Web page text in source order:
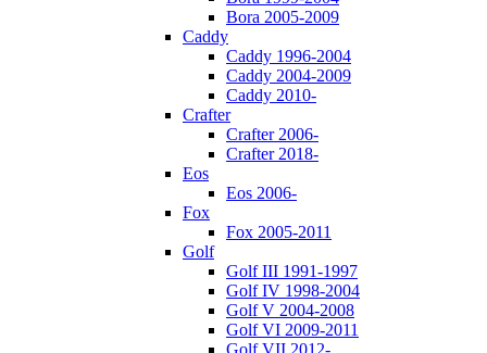
Bora 2005-2009
Caddy
Caddy 1996-2004
Caddy 2004-2009
Caddy 2010-
Crafter
Crafter 2006-
Crafter 2018-
Eos
Eos 2006-
Fox
Fox 2005-2011
Golf
Golf III 1991-1997
Golf IV 1998-2004
Golf V 2004-2008
Golf VI 2009-2011
Golf VII 2012-